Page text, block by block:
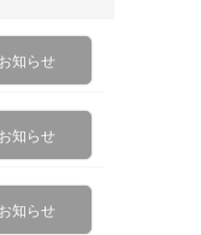
知らせ
知らせ
知らせ